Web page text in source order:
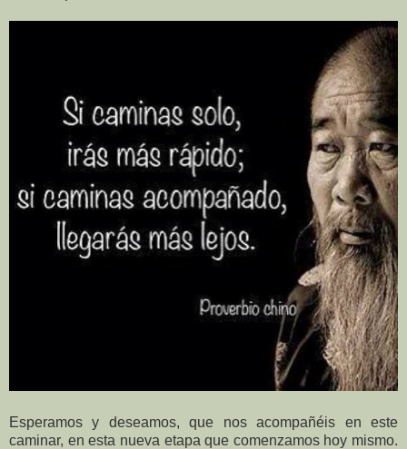
Esperamos y deseamos, que nos acompañéis en este
caminar, en esta nueva etapa que comenzamos hoy mismo.